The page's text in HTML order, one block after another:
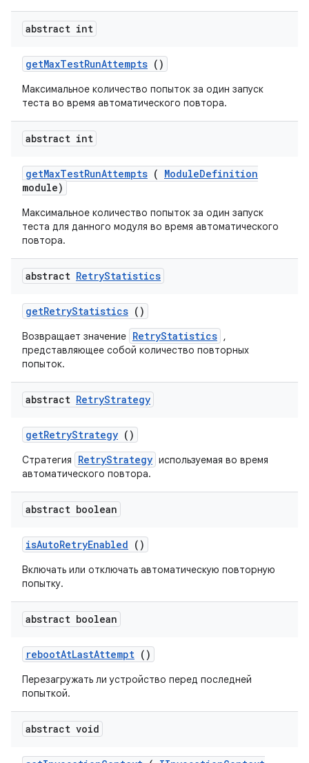
abstract int
getMaxTestRunAttempts ()
Максимальное количество попыток за один запуск
теста во время автоматического повтора.
abstract int
getMaxTestRunAttempts ( ModuleDefinition
module)
Максимальное количество попыток за один запуск
теста для данного модуля во время автоматического
повтора.
abstract RetryStatistics
getRetryStatistics ()
Возвращает значение RetryStatistics ,
представляющее собой количество повторных
попыток.
abstract RetryStrategy
getRetryStrategy ()
Стратегия RetryStrategy используемая во время
автоматического повтора.
abstract boolean
isAutoRetryEnabled ()
Включать или отключать автоматическую повторную
попытку.
abstract boolean
rebootAtLastAttempt ()
Перезагружать ли устройство перед последней
попыткой.
abstract void